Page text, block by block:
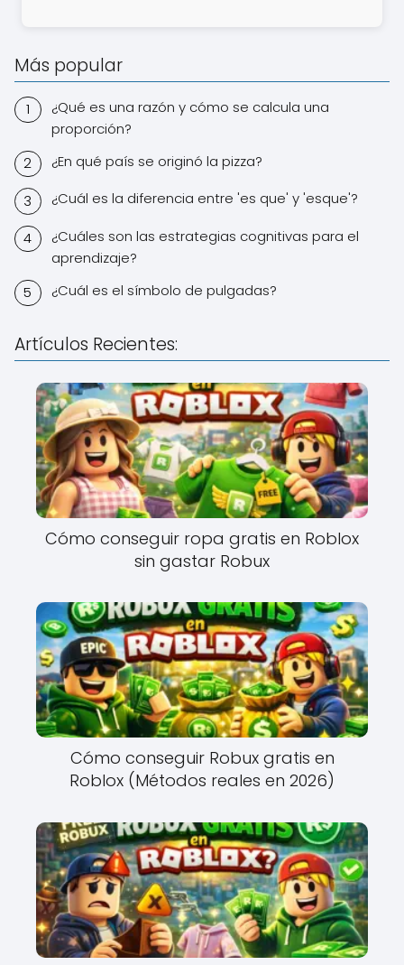
Más popular
¿Qué es una razón y cómo se calcula una
proporción?
¿En qué país se originó la pizza?
¿Cuál es la diferencia entre 'es que' y 'esque'?
¿Cuáles son las estrategias cognitivas para el
aprendizaje?
¿Cuál es el símbolo de pulgadas?
Artículos Recientes:
Cómo conseguir ropa gratis en Roblox
sin gastar Robux
Cómo conseguir Robux gratis en
Roblox (Métodos reales en 2026)